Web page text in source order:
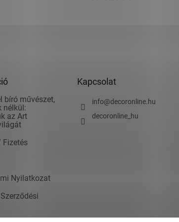
bíró művészet,
nélkül:
az Art
Fizetés
Nyilatkozat
Kapcsolat
info@decoronline.hu
decoronline_hu